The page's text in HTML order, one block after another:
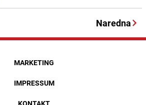
Naredna
MARKETING
IMPRESSUM